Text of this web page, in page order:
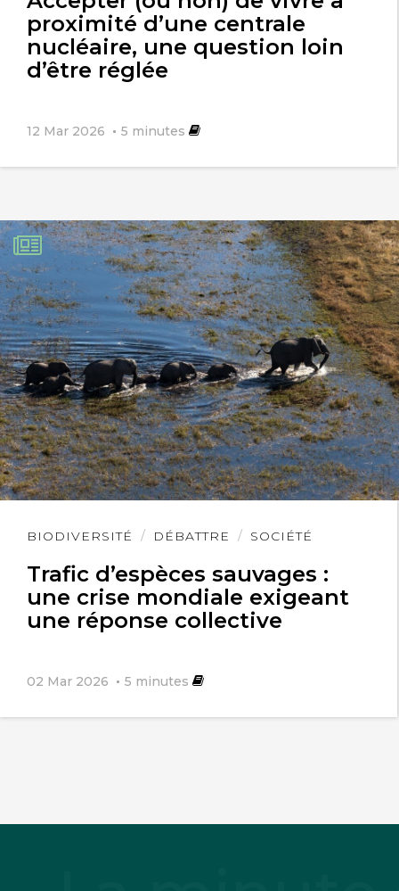
proximité d’une centrale
nucléaire, une question loin
d’être réglée
12 Mar 2026 5 minutes
BIODIVERSITÉ DÉBATTRE SOCIÉTÉ
Trafic d’espèces sauvages :
une crise mondiale exigeant
une réponse collective
02 Mar 2026 5 minutes
Lire